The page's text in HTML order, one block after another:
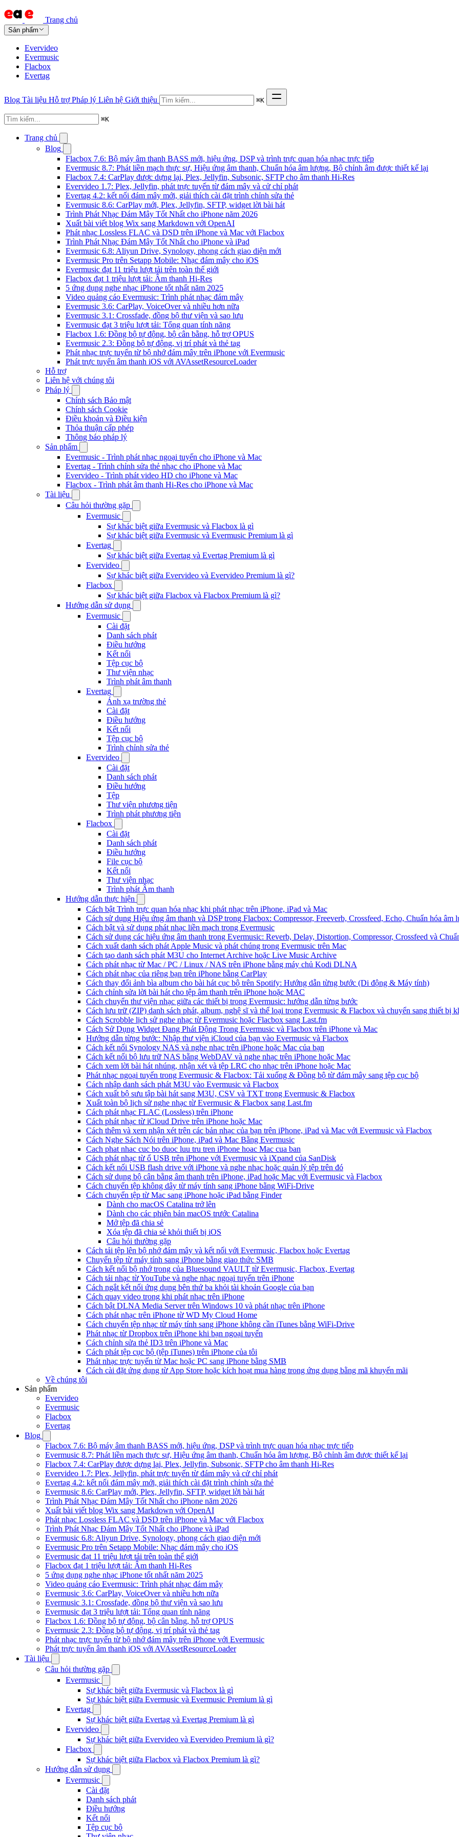
Trang chủ
Sản phẩm
Evervideo
Evermusic
Flacbox
Evertag
Blog Tài liệu Hỗ trợ Pháp lý Liên hệ Giới thiệu ⌘K
⌘K
Trang chủ
Blog
Flacbox 7.6: Bộ máy âm thanh BASS mới, hiệu ứng, DSP và trình trực quan hóa nhạc trực tiếp
Evermusic 8.7: Phát liền mạch thực sự, Hiệu ứng âm thanh, Chuẩn hóa âm lượng, Bộ chỉnh âm được thiết kế lại
Flacbox 7.4: CarPlay được dựng lại, Plex, Jellyfin, Subsonic, SFTP cho âm thanh Hi-Res
Evervideo 1.7: Plex, Jellyfin, phát trực tuyến từ đám mây và cử chỉ phát
Evertag 4.2: kết nối đám mây mới, giải thích cài đặt trình chỉnh sửa thẻ
Evermusic 8.6: CarPlay mới, Plex, Jellyfin, SFTP, widget lời bài hát
Trình Phát Nhạc Đám Mây Tốt Nhất cho iPhone năm 2026
Xuất bài viết blog Wix sang Markdown với OpenAI
Phát nhạc Lossless FLAC và DSD trên iPhone và Mac với Flacbox
Trình Phát Nhạc Đám Mây Tốt Nhất cho iPhone và iPad
Evermusic 6.8: Aliyun Drive, Synology, phong cách giao diện mới
Evermusic Pro trên Setapp Mobile: Nhạc đám mây cho iOS
Evermusic đạt 11 triệu lượt tải trên toàn thế giới
Flacbox đạt 1 triệu lượt tải: Âm thanh Hi-Res
5 ứng dụng nghe nhạc iPhone tốt nhất năm 2025
Video quảng cáo Evermusic: Trình phát nhạc đám mây
Evermusic 3.6: CarPlay, VoiceOver và nhiều hơn nữa
Evermusic 3.1: Crossfade, đồng bộ thư viện và sao lưu
Evermusic đạt 3 triệu lượt tải: Tổng quan tính năng
Flacbox 1.6: Đồng bộ tự động, bộ cân bằng, hỗ trợ OPUS
Evermusic 2.3: Đồng bộ tự động, vị trí phát và thẻ tag
Phát nhạc trực tuyến từ bộ nhớ đám mây trên iPhone với Evermusic
Phát trực tuyến âm thanh iOS với AVAssetResourceLoader
Hỗ trợ
Liên hệ với chúng tôi
Pháp lý
Chính sách Bảo mật
Chính sách Cookie
Điều khoản và Điều kiện
Thỏa thuận cấp phép
Thông báo pháp lý
Sản phẩm
Evermusic - Trình phát nhạc ngoại tuyến cho iPhone và Mac
Evertag - Trình chỉnh sửa thẻ nhạc cho iPhone và Mac
Evervideo - Trình phát video HD cho iPhone và Mac
Flacbox - Trình phát âm thanh Hi-Res cho iPhone và Mac
Tài liệu
Câu hỏi thường gặp
Evermusic
Sự khác biệt giữa Evermusic và Flacbox là gì
Sự khác biệt giữa Evermusic và Evermusic Premium là gì
Evertag
Sự khác biệt giữa Evertag và Evertag Premium là gì
Evervideo
Sự khác biệt giữa Evervideo và Evervideo Premium là gì?
Flacbox
Sự khác biệt giữa Flacbox và Flacbox Premium là gì?
Hướng dẫn sử dụng
Evermusic
Cài đặt
Danh sách phát
Điều hướng
Kết nối
Tệp cục bộ
Thư viện nhạc
Trình phát âm thanh
Evertag
Ánh xạ trường thẻ
Cài đặt
Điều hướng
Kết nối
Tệp cục bộ
Trình chỉnh sửa thẻ
Evervideo
Cài đặt
Danh sách phát
Điều hướng
Tệp
Thư viện phương tiện
Trình phát phương tiện
Flacbox
Cài đặt
Danh sách phát
Điều hướng
File cục bộ
Kết nối
Thư viện nhạc
Trình phát Âm thanh
Hướng dẫn thực hiện
Cách bật Trình trực quan hóa nhạc khi phát nhạc trên iPhone, iPad và Mac
Cách sử dụng Hiệu ứng âm thanh và DSP trong Flacbox: Compressor, Freeverb, Crossfeed, Echo, Chuẩn hóa âm
Cách bật và sử dụng phát nhạc liền mạch trong Evermusic
Cách sử dụng các hiệu ứng âm thanh trong Evermusic: Reverb, Delay, Distortion, Compressor, Crossfeed và
Cách xuất danh sách phát Apple Music và phát chúng trong Evermusic trên Mac
Cách tạo danh sách phát M3U cho Internet Archive hoặc Live Music Archive
Cách phát nhạc từ Mac / PC / Linux / NAS trên iPhone bằng máy chủ Kodi DLNA
Cách phát nhạc của riêng bạn trên iPhone bằng CarPlay
Cách thay đổi ảnh bìa album cho bài hát cục bộ trên Spotify: Hướng dẫn từng bước (Di động & Máy tính)
Cách chỉnh sửa lời bài hát cho tệp âm thanh trên iPhone hoặc MAC
Cách chuyển thư viện nhạc giữa các thiết bị trong Evermusic: hướng dẫn từng bước
Cách lưu trữ (ZIP) danh sách phát, album, nghệ sĩ và thể loại trong Evermusic & Flacbox và chuyển sang thiết bị
Cách Scrobble lịch sử nghe nhạc từ Evermusic hoặc Flacbox sang Last.fm
Cách Sử Dụng Widget Đang Phát Động Trong Evermusic và Flacbox trên iPhone và Mac
Hướng dẫn từng bước: Nhập thư viện iCloud của bạn vào Evermusic và Flacbox
Cách kết nối Synology NAS và nghe nhạc trên iPhone hoặc Mac của bạn
Cách kết nối bộ lưu trữ NAS bằng WebDAV và nghe nhạc trên iPhone hoặc Mac
Cách xem lời bài hát nhúng, nhận xét và tệp LRC cho nhạc trên iPhone hoặc Mac
Phát nhạc ngoại tuyến trong Evermusic & Flacbox: Tải xuống & Đồng bộ từ đám mây sang tệp cục bộ
Cách nhập danh sách phát M3U vào Evermusic và Flacbox
Cách xuất bộ sưu tập bài hát sang M3U, CSV và TXT trong Evermusic & Flacbox
Xuất toàn bộ lịch sử nghe nhạc từ Evermusic & Flacbox sang Last.fm
Cách phát nhạc FLAC (Lossless) trên iPhone
Cách phát nhạc từ iCloud Drive trên iPhone hoặc Mac
Cách thêm và xem nhận xét trên các bản nhạc của bạn trên iPhone, iPad và Mac với Evermusic và Flacbox
Cách Nghe Sách Nói trên iPhone, iPad và Mac Bằng Evermusic
Cach phat nhac cuc bo duoc luu tru tren iPhone hoac Mac cua ban
Cách phát nhạc từ ổ USB trên iPhone với Evermusic và iXpand của SanDisk
Cách kết nối USB flash drive với iPhone và nghe nhạc hoặc quản lý tệp trên đó
Cách sử dụng bộ cân bằng âm thanh trên iPhone, iPad hoặc Mac với Evermusic và Flacbox
Cách chuyển tệp không dây từ máy tính sang iPhone bằng WiFi-Drive
Cách chuyển tệp từ Mac sang iPhone hoặc iPad bằng Finder
Dành cho macOS Catalina trở lên
Dành cho các phiên bản macOS trước Catalina
Mở tệp đã chia sẻ
Xóa tệp đã chia sẻ khỏi thiết bị iOS
Câu hỏi thường gặp
Cách tải tệp lên bộ nhớ đám mây và kết nối với Evermusic, Flacbox hoặc Evertag
Chuyển tệp từ máy tính sang iPhone bằng giao thức SMB
Cách kết nối bộ nhớ trong của Bluesound VAULT từ Evermusic, Flacbox, Evertag
Cách tải nhạc từ YouTube và nghe nhạc ngoại tuyến trên iPhone
Cách ngắt kết nối ứng dụng bên thứ ba khỏi tài khoản Google của bạn
Cách quay video trong khi phát nhạc trên iPhone
Cách bật DLNA Media Server trên Windows 10 và phát nhạc trên iPhone
Cách phát nhạc trên iPhone từ WD My Cloud Home
Cách chuyển tệp nhạc từ máy tính sang iPhone không cần iTunes bằng WiFi-Drive
Phát nhạc từ Dropbox trên iPhone khi bạn ngoại tuyến
Cách chỉnh sửa thẻ ID3 trên iPhone và Mac
Cách phát tệp cục bộ (tệp iTunes) trên iPhone của tôi
Phát nhạc trực tuyến từ Mac hoặc PC sang iPhone bằng SMB
Cách cài đặt ứng dụng từ App Store hoặc kích hoạt mua hàng trong ứng dụng bằng mã khuyến mãi
Về chúng tôi
Sản phẩm
Evervideo
Evermusic
Flacbox
Evertag
Blog
Flacbox 7.6: Bộ máy âm thanh BASS mới, hiệu ứng, DSP và trình trực quan hóa nhạc trực tiếp
Evermusic 8.7: Phát liền mạch thực sự, Hiệu ứng âm thanh, Chuẩn hóa âm lượng, Bộ chỉnh âm được thiết kế lại
Flacbox 7.4: CarPlay được dựng lại, Plex, Jellyfin, Subsonic, SFTP cho âm thanh Hi-Res
Evervideo 1.7: Plex, Jellyfin, phát trực tuyến từ đám mây và cử chỉ phát
Evertag 4.2: kết nối đám mây mới, giải thích cài đặt trình chỉnh sửa thẻ
Evermusic 8.6: CarPlay mới, Plex, Jellyfin, SFTP, widget lời bài hát
Trình Phát Nhạc Đám Mây Tốt Nhất cho iPhone năm 2026
Xuất bài viết blog Wix sang Markdown với OpenAI
Phát nhạc Lossless FLAC và DSD trên iPhone và Mac với Flacbox
Trình Phát Nhạc Đám Mây Tốt Nhất cho iPhone và iPad
Evermusic 6.8: Aliyun Drive, Synology, phong cách giao diện mới
Evermusic Pro trên Setapp Mobile: Nhạc đám mây cho iOS
Evermusic đạt 11 triệu lượt tải trên toàn thế giới
Flacbox đạt 1 triệu lượt tải: Âm thanh Hi-Res
5 ứng dụng nghe nhạc iPhone tốt nhất năm 2025
Video quảng cáo Evermusic: Trình phát nhạc đám mây
Evermusic 3.6: CarPlay, VoiceOver và nhiều hơn nữa
Evermusic 3.1: Crossfade, đồng bộ thư viện và sao lưu
Evermusic đạt 3 triệu lượt tải: Tổng quan tính năng
Flacbox 1.6: Đồng bộ tự động, bộ cân bằng, hỗ trợ OPUS
Evermusic 2.3: Đồng bộ tự động, vị trí phát và thẻ tag
Phát nhạc trực tuyến từ bộ nhớ đám mây trên iPhone với Evermusic
Phát trực tuyến âm thanh iOS với AVAssetResourceLoader
Tài liệu
Câu hỏi thường gặp
Evermusic
Sự khác biệt giữa Evermusic và Flacbox là gì
Sự khác biệt giữa Evermusic và Evermusic Premium là gì
Evertag
Sự khác biệt giữa Evertag và Evertag Premium là gì
Evervideo
Sự khác biệt giữa Evervideo và Evervideo Premium là gì?
Flacbox
Sự khác biệt giữa Flacbox và Flacbox Premium là gì?
Hướng dẫn sử dụng
Evermusic
Cài đặt
Danh sách phát
Điều hướng
Kết nối
Tệp cục bộ